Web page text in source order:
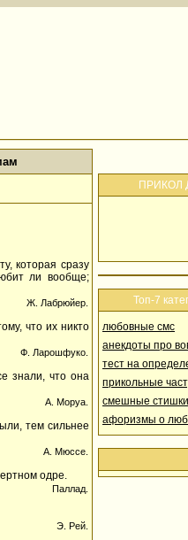
которая сразу
ли вообще;
Ж. Лабрюйер.
что их никто
Ф. Ларошфуко.
знали, что она
А. Моруа.
тем сильнее
А. Мюссе.
одре.
Паллад.
Э. Рей.
ПРИКОЛ
Топ-7
любовные смс
анекдоты про
тест на
прикольные
смешные стишки
афоризмы о